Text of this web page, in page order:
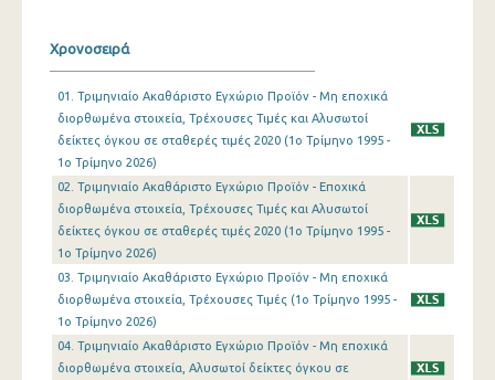
2o Τρίμηνο 2019
1o Τρίμηνο 2019
4o Τρίμηνο 2018
3o Τρίμηνο 2018
2o Τρίμηνο 2018
1o Τρίμηνο 2018
4o Τρίμηνο 2017
3o Τρίμηνο 2017
Χρονοσειρά
01. Τριμηνιαίο Ακαθάριστο Εγχώριο Προϊόν - Μη εποχικά
διορθωμένα στοιχεία, Τρέχουσες Τιμές και Αλυσωτοί
δείκτες όγκου σε σταθερές τιμές 2020 (1o Τρίμηνο 1995 -
1o Τρίμηνο 2026)
02. Τριμηνιαίο Ακαθάριστο Εγχώριο Προϊόν - Εποχικά
διορθωμένα στοιχεία, Τρέχουσες Τιμές και Αλυσωτοί
δείκτες όγκου σε σταθερές τιμές 2020 (1o Τρίμηνο 1995 -
1o Τρίμηνο 2026)
03. Τριμηνιαίο Ακαθάριστο Εγχώριο Προϊόν - Μη εποχικά
διορθωμένα στοιχεία, Τρέχουσες Τιμές (1o Τρίμηνο 1995 -
1o Τρίμηνο 2026)
04. Τριμηνιαίο Ακαθάριστο Εγχώριο Προϊόν - Μη εποχικά
διορθωμένα στοιχεία, Αλυσωτοί δείκτες όγκου σε